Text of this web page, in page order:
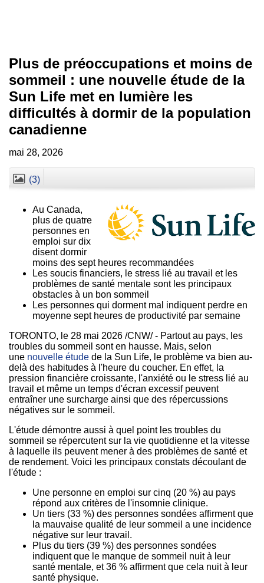
Plus de préoccupations et moins de
sommeil : une nouvelle étude de la
Sun Life met en lumière les
difficultés à dormir de la population
canadienne
mai 28, 2026
(3)
Au Canada,
plus de quatre
personnes en
emploi sur dix
disent dormir
moins des sept heures recommandées
Les soucis financiers, le stress lié au travail et les
problèmes de santé mentale sont les principaux
obstacles à un bon sommeil
Les personnes qui dorment mal indiquent perdre en
moyenne sept heures de productivité par semaine
TORONTO, le 28 mai 2026 /CNW/ - Partout au pays, les
troubles du sommeil sont en hausse. Mais, selon
une nouvelle étude de la Sun Life, le problème va bien au-
delà des habitudes à l'heure du coucher. En effet, la
pression financière croissante, l'anxiété ou le stress lié au
travail et même un temps d'écran excessif peuvent
entraîner une surcharge ainsi que des répercussions
négatives sur le sommeil.
L'étude démontre aussi à quel point les troubles du
sommeil se répercutent sur la vie quotidienne et la vitesse
à laquelle ils peuvent mener à des problèmes de santé et
de rendement. Voici les principaux constats découlant de
l'étude :
Une personne en emploi sur cinq (20 %) au pays
répond aux critères de l'insomnie clinique.
Un tiers (33 %) des personnes sondées affirment que
la mauvaise qualité de leur sommeil a une incidence
négative sur leur travail.
Plus du tiers (39 %) des personnes sondées
indiquent que le manque de sommeil nuit à leur
santé mentale, et 36 % affirment que cela nuit à leur
santé physique.